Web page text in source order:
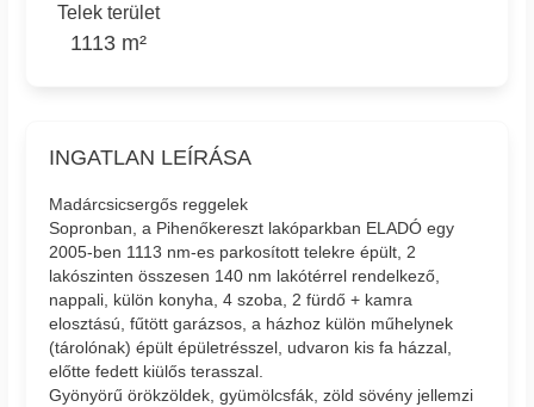
Telek terület
1113 m²
INGATLAN LEÍRÁSA
Madárcsicsergős reggelek
Sopronban, a Pihenőkereszt lakóparkban ELADÓ egy
2005-ben 1113 nm-es parkosított telekre épült, 2
lakószinten összesen 140 nm lakótérrel rendelkező,
nappali, külön konyha, 4 szoba, 2 fürdő + kamra
elosztású, fűtött garázsos, a házhoz külön műhelynek
(tárolónak) épült épületrésszel, udvaron kis fa házzal,
előtte fedett kiülős terasszal.
Gyönyörű örökzöldek, gyümölcsfák, zöld sövény jellemzi